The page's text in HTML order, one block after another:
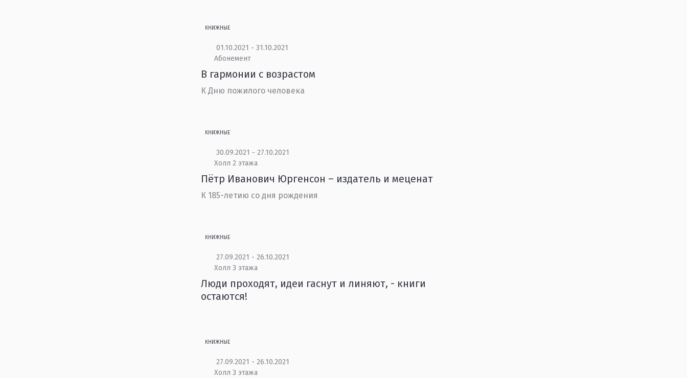
КНИЖНЫЕ
01.10.2021 - 31.10.2021
Абонемент
В гармонии с возрастом
К Дню пожилого человека
КНИЖНЫЕ
30.09.2021 - 27.10.2021
Холл 2 этажа
Пётр Иванович Юргенсон – издатель и меценат
К 185-летию со дня рождения
КНИЖНЫЕ
27.09.2021 - 26.10.2021
Холл 3 этажа
Люди проходят, идеи гаснут и линяют, - книги
остаются!
КНИЖНЫЕ
27.09.2021 - 26.10.2021
Холл 3 этажа